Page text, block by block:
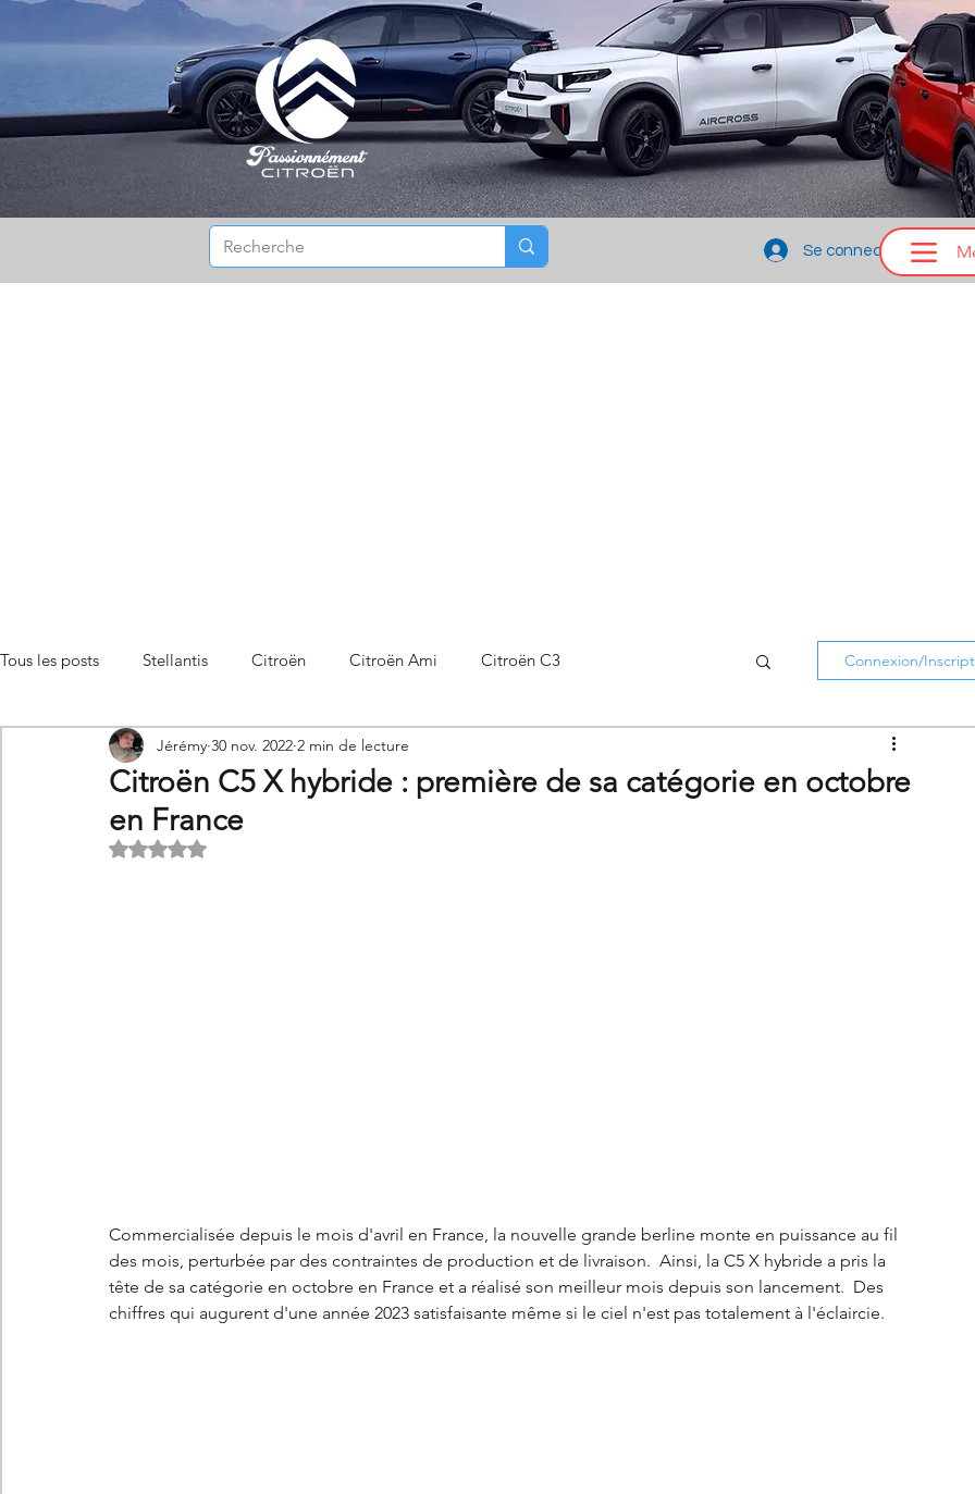
Se connecter
Tous les posts Stellantis Citroën Citroën Ami Citroën C3
Citroën C3 Aircross Citroën C4 Citroën C4 X
Citroën C5 X Citroën Berlingo
Connexion/
Citroën C5 X hybride : première de sa catégorie en octobre
en France
Jérémy 30 nov. 2022 2 min de lecture
Noté NaN étoiles sur 5.
Commercialisée depuis le mois d'avril en France, la nouvelle grande berline monte en puissance au fil
des mois, perturbée par des contraintes de production et de livraison.  Ainsi, la C5 X hybride a pris la
tête de sa catégorie en octobre en France et a réalisé son meilleur mois depuis son lancement.  Des
chiffres qui augurent d'une année 2023 satisfaisante même si le ciel n'est pas totalement à l'éclaircie.